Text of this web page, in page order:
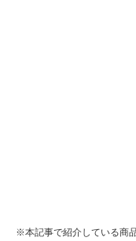
※本記事で紹介している商